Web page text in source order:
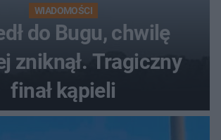
WIADOMOŚCI
do Bugu, chwilę
zniknął. Tragiczny
finał kąpieli